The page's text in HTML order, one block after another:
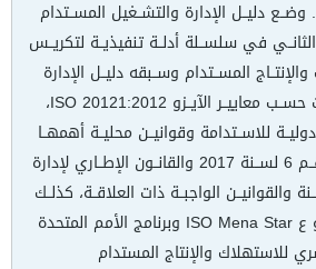
دليــل الإدارة والتشــغيل المســتدام
في سلســلة أدلــة تنفيذيــة لتكريــس
المســتدام وســبقه دليــل الإدارة
المســتدامة للفعاليــات حســب معاييــر الآيــزو ISO 20121:2012،
للاســتدامة وقوانيــن محليــة أهمهــا
قانــون حمايــة البيئــة رقــم 6 لســنة 2017 والقانــون الإطــاري لإدارة
رقــم (16) لســنة والقوانيــن الواجبــة ذات العلاقــة، كذلــك
وضــع اســتجابة لمشــرو ع ISO Mena Star وبرنامج الأمم المتحدة
للاستهلاك والإنتاج المستدام